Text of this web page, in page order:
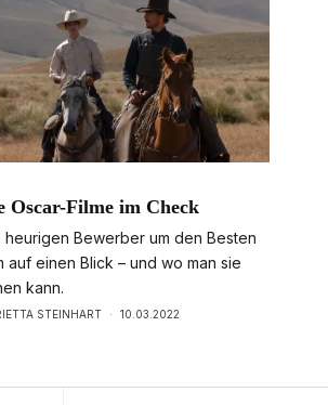
Oscar-Filme im Check
heurigen Bewerber um den Besten
auf einen Blick – und wo man sie
kann.
STEINHART · 10.03.2022